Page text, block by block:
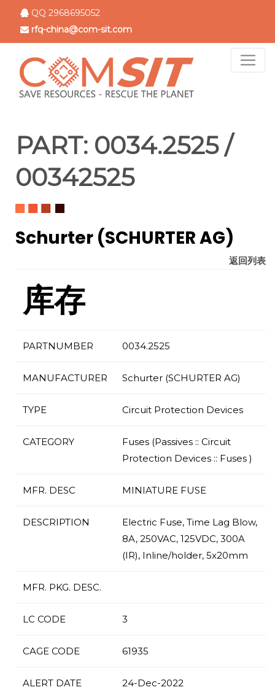
到
QQ 2968695052
rfq-china@com-sit.com
PART: 0034.2525 /
00342525
Schurter (SCHURTER AG)
返回列表
库存
PARTNUMBER 0034.2525
MANUFACTURER Schurter (SCHURTER AG)
TYPE Circuit Protection Devices
CATEGORY
Fuses (Passives :: Circuit
Protection Devices :: Fuses )
MFR. DESC MINIATURE FUSE
DESCRIPTION
Electric Fuse, Time Lag Blow,
8A, 250VAC, 125VDC, 300A
(IR), Inline/holder, 5x20mm
MFR. PKG. DESC.
LC CODE 3
CAGE CODE 61935
ALERT DATE 24-Dec-2022